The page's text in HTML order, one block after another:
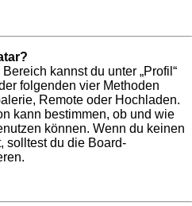
kannst du unter „Profil“
folgenden vier Methoden
Remote oder Hochladen.
kann bestimmen, ob und wie
können. Wenn du keinen
solltest du die Board-